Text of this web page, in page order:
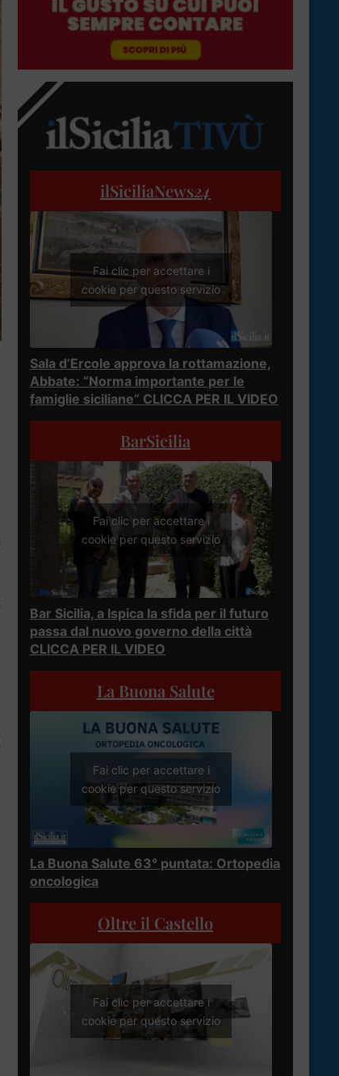
ilSiciliaNews24
Fai clic per accettare i
cookie per questo servizio
Sala d’Ercole approva la rottamazione,
Abbate: “Norma importante per le
famiglie siciliane” CLICCA PER IL VIDEO
BarSicilia
Fai clic per accettare i
cookie per questo servizio
Bar Sicilia, a Ispica la sfida per il futuro
passa dal nuovo governo della città
CLICCA PER IL VIDEO
La Buona Salute
Fai clic per accettare i
cookie per questo servizio
La Buona Salute 63° puntata: Ortopedia
oncologica
Oltre il Castello
Fai clic per accettare i
cookie per questo servizio